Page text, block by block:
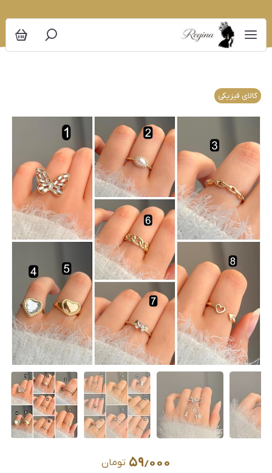
کالای فیزیکی
۵۹٫۰۰۰ تومان